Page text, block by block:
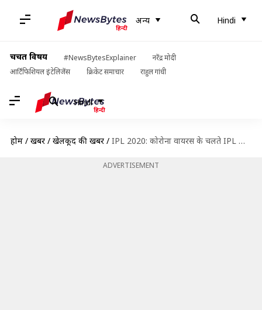
अन्य Hindi
चर्चित विषय #NewsBytesExplainer
नरेंद्र मोदी
आर्टिफिशियल इंटेलिजेंस
क्रिकेट समाचार राहुल गांधी
Hindi
होम / खबरें / खेलकूद की खबरें / IPL 2020: कोरोना वायरस के चलते IPL कॉन्ट्रैक्ट छोड़ सकते हैं ऑस्ट्रेलियाई खिलाड़ी
ADVERTISEMENT